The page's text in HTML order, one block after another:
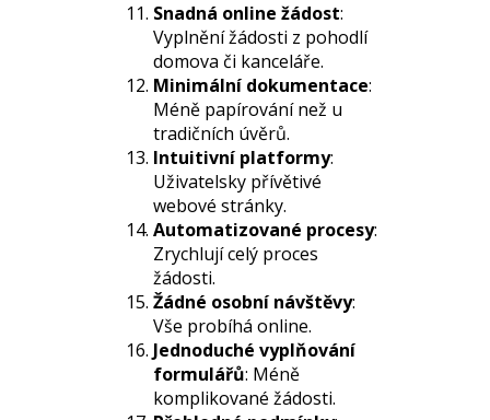
Snadná online žádost:
Vyplnění žádosti z pohodlí
domova či kanceláře.
Minimální dokumentace:
Méně papírování než u
tradičních úvěrů.
Intuitivní platformy:
Uživatelsky přívětivé
webové stránky.
Automatizované procesy:
Zrychlují celý proces
žádosti.
Žádné osobní návštěvy:
Vše probíhá online.
Jednoduché vyplňování
formulářů: Méně
komplikované žádosti.